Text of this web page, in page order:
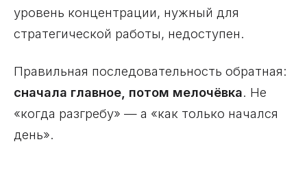
уровень концентрации, нужный для
стратегической работы, недоступен.
Правильная последовательность обратная:
сначала главное, потом мелочёвка. Не
«когда разгребу» — а «как только начался
день».